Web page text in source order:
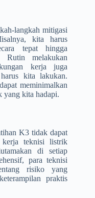
langkah mitigasi
kita harus
tepat hingga
Rutin melakukan
kerja juga
kita lakukan.
meminimalkan
yang kita hadapi.
K3 tidak dapat
kerja teknisi listrik
di setiap
para teknisi
risiko yang
praktis